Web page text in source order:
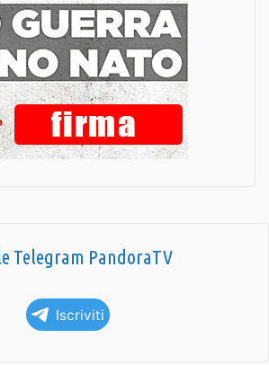
Telegram PandoraTV
Iscriviti